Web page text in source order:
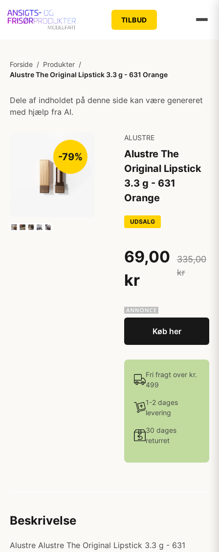
TILBUD
Forside / Produkter /
Alustre The Original Lipstick 3.3 g - 631 Orange
Dele af indholdet på denne side kan være genereret
med hjælp fra AI.
-79%
ALUSTRE
Alustre The
Original Lipstick
3.3 g - 631
Orange
UDSALG
69,00
kr
335,00
kr
Køb her
Fri fragt over kr.
499
1-2 dages
levering
30 dages
returret
Beskrivelse
Alustre Alustre The Original Lipstick 3.3 g - 631